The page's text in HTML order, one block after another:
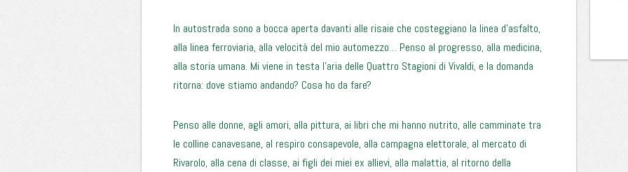
In autostrada sono a bocca aperta davanti alle risaie che costeggiano la linea d’asfalto,
alla linea ferroviaria, alla velocità del mio automezzo… Penso al progresso, alla medicina,
alla storia umana. Mi viene in testa l’aria delle Quattro Stagioni di Vivaldi, e la domanda
ritorna: dove stiamo andando? Cosa ho da fare?
Penso alle donne, agli amori, alla pittura, ai libri che mi hanno nutrito, alle camminate tra
le colline canavesane, al respiro consapevole, alla campagna elettorale, al mercato di
Rivarolo, alla cena di classe, ai figli dei miei ex allievi, alla malattia, al ritorno della